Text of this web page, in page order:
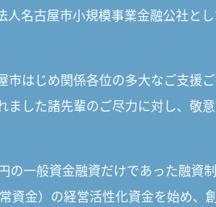
名古屋市小規模事業金融公社とし
はじめ関係各位の多大なご支援
した諸先輩のご尽力に対し、敬意
の一般資金融資だけであった融資
資金）の経営活性化資金を始め、